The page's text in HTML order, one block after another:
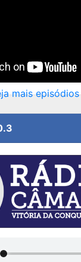
mais episódios